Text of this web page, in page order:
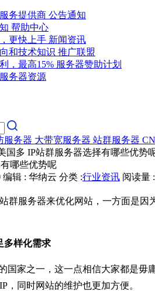
务提供商 公告通知
帮助中心
更快上手 新闻资讯
和技术知识 推广联盟
，最高15% 服务器赞助计划
务器资源
服务器 大带宽服务器 站群服务器
国多 IP站群服务器选择有哪些优势
哪些优势呢
编辑 : 华纳云 分类 :行业资讯 阅读量
群服务器来优化网站，一方面是
多样化需求
国家之一，这一点相信大家都是
，同时网站的维护也更加方便。